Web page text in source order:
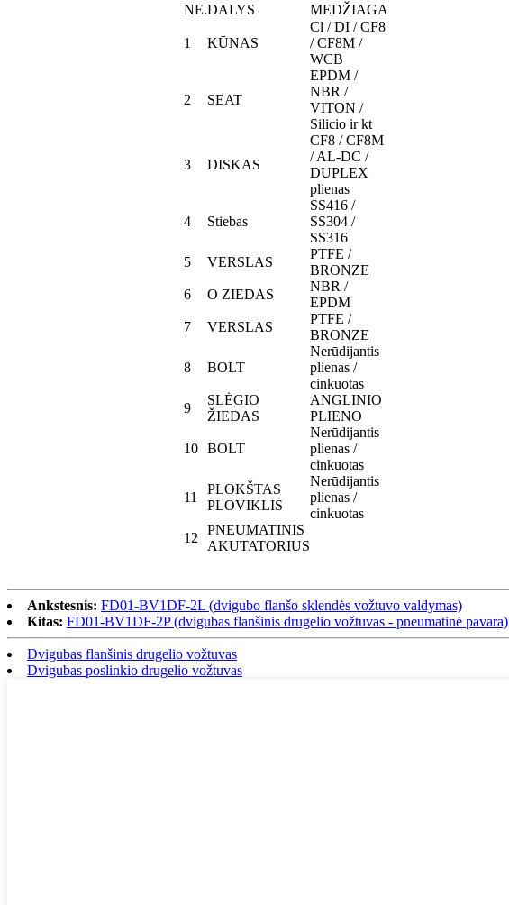
NE.DALYS MEDŽIAGA
1 KŪNAS
Cl / DI / CF8
/ CF8M /
WCB
2 SEAT
EPDM /
NBR /
VITON /
Silicio ir kt
3 DISKAS
CF8 / CF8M
/ AL-DC /
DUPLEX
plienas
4 Stiebas
SS416 /
SS304 /
SS316
5
VERSLAS
PTFE /
BRONZE
6
O ZIEDAS
NBR /
EPDM
7
VERSLAS
PTFE /
BRONZE
8 BOLT
Nerūdijantis
plienas /
cinkuotas
9
SLĖGIO
ŽIEDAS
ANGLINIO
PLIENO
10 BOLT
Nerūdijantis
plienas /
cinkuotas
11
PLOKŠTAS
PLOVIKLIS
Nerūdijantis
plienas /
cinkuotas
12
PNEUMATINIS
AKUTATORIUS
Ankstesnis: FD01-BV1DF-2L (dvigubo flanšo sklendės vožtuvo valdymas)
Kitas: FD01-BV1DF-2P (dvigubas flanšinis drugelio vožtuvas - pneumatinė pavara)
Dvigubas flanšinis drugelio vožtuvas
Dvigubas poslinkio drugelio vožtuvas